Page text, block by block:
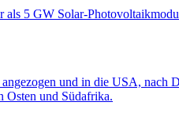
5 GW Solar-
und in die USA,
Osten und Südafrika.